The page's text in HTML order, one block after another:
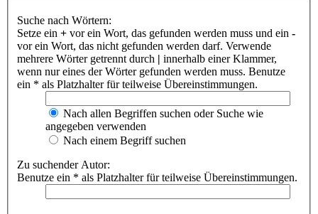
Suche nach Wörtern:
Setze ein + vor ein Wort, das gefunden werden muss und ein -
vor ein Wort, das nicht gefunden werden darf. Verwende
mehrere Wörter getrennt durch | innerhalb einer Klammer,
wenn nur eines der Wörter gefunden werden muss. Benutze
ein * als Platzhalter für teilweise Übereinstimmungen.
Nach allen Begriffen suchen oder Suche wie
angegeben verwenden
Nach einem Begriff suchen
Zu suchender Autor:
Benutze ein * als Platzhalter für teilweise Übereinstimmungen.